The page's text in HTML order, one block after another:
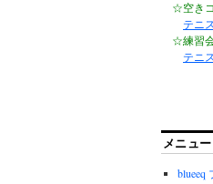
☆空き
テニ
☆練習
テニ
メニュー
blueeq